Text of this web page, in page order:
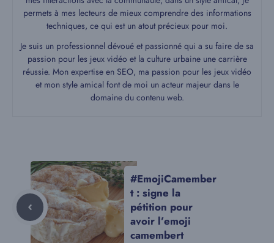
permets à mes lecteurs de mieux comprendre des informations
techniques, ce qui est un atout précieux pour moi.
Je suis un professionnel dévoué et passionné qui a su faire de sa
passion pour les jeux vidéo et la culture urbaine une carrière
réussie. Mon expertise en SEO, ma passion pour les jeux vidéo
et mon style amical font de moi un acteur majeur dans le
domaine du contenu web.
#EmojiCamember
t : signe la
pétition pour
avoir l’emoji
camembert